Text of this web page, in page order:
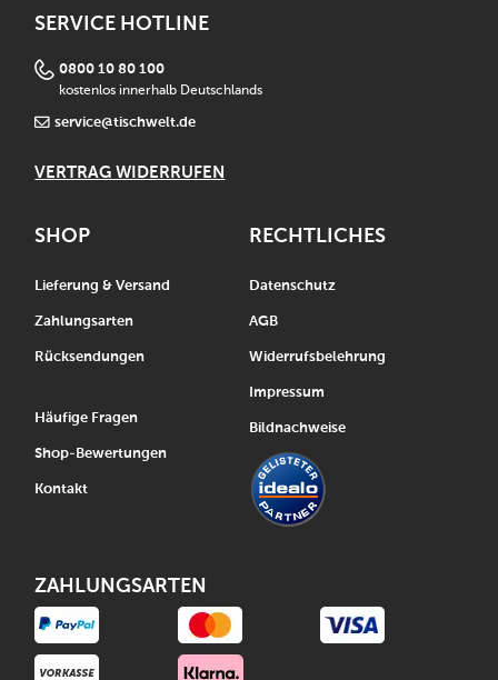
SERVICE HOTLINE
0800 10 80 100
kostenlos innerhalb Deutschlands
service@tischwelt.de
VERTRAG WIDERRUFEN
SHOP
Lieferung & Versand
Zahlungsarten
Rücksendungen
Häufige Fragen
Shop-Bewertungen
Kontakt
RECHTLICHES
Datenschutz
AGB
Widerrufsbelehrung
Impressum
Bildnachweise
ZAHLUNGSARTEN